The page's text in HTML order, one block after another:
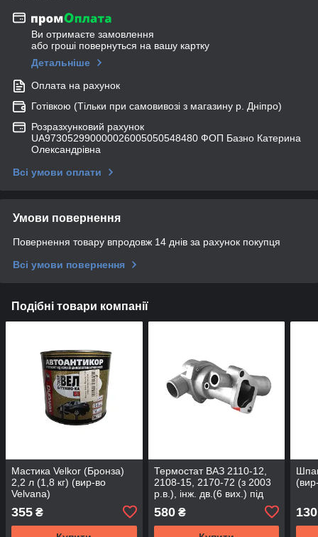
Ви отримаєте замовлення
або гроші повернуться на вашу картку
Детальніше
Оплата на рахунок
Готівкою (Тільки при самовивозі з магазину р. Дніпро)
Розразхунковий рахунок
UA973052990000026005050548480 ФОП Базно Катерина
Олександрівна
Всі умови оплати
Умови повернення
Повернення товару впродовж 14 днів за рахунок покупця
Всі умови повернення
Подібні товари компанії
Мастика Velkor (Бронза)
2,2 л (1,8 кг) (вир-во
Velvana)
355 ₴
Термостат ВАЗ 2110-12,
2108-15, 2170-72 (з 2003
р.в.), інж. дв.(6 вих.) під
Finwhale) T170
580₴ 130